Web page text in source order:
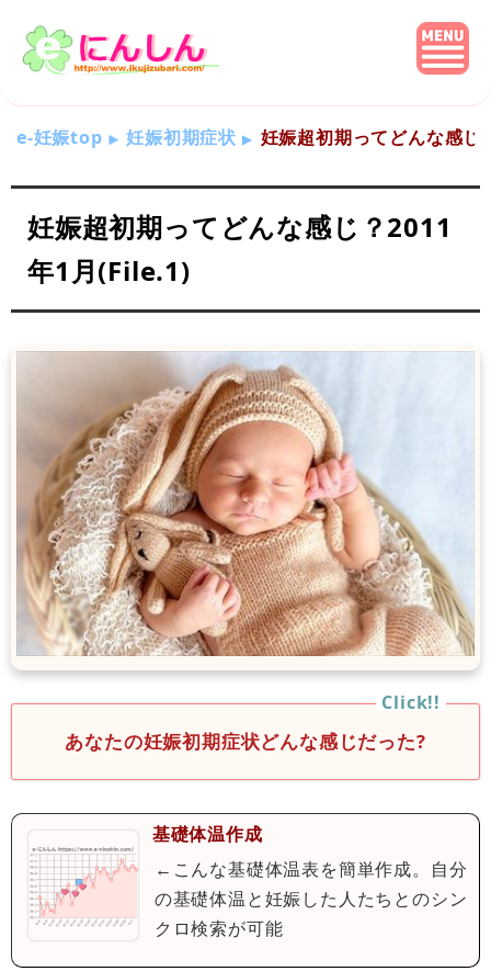
e-妊娠top 妊娠初期症状 妊娠超初期ってどんな感
妊娠超初期ってどんな感じ？2011
年1月(File.1)
あなたの妊娠初期症状どんな感じだった?
基礎体温作成
←こんな基礎体温表を簡単作成。自分
の基礎体温と妊娠した人たちとのシン
クロ検索が可能